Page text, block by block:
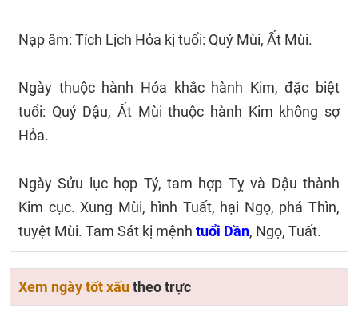
Nạp âm: Tích Lịch Hỏa kị tuổi: Quý Mùi, Ất Mùi.
Ngày thuộc hành Hỏa khắc hành Kim, đặc biệt
tuổi: Quý Dậu, Ất Mùi thuộc hành Kim không sợ
Hỏa.
Ngày Sửu lục hợp Tý, tam hợp Tỵ và Dậu thành
Kim cục. Xung Mùi, hình Tuất, hại Ngọ, phá Thìn,
tuyệt Mùi. Tam Sát kị mệnh tuổi Dần, Ngọ, Tuất.
Xem ngày tốt xấutheo trực